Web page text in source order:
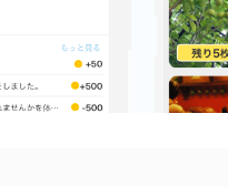
渋谷区